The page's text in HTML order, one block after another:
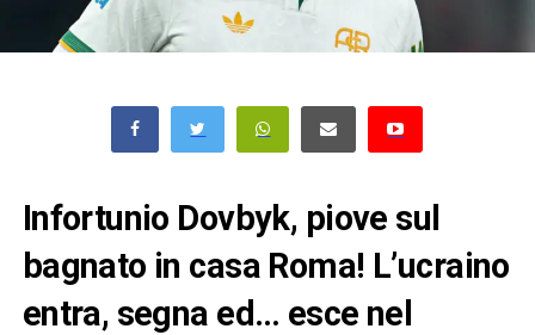
Infortunio Dovbyk, piove sul
bagnato in casa Roma! L’ucraino
entra, segna ed… esce nel